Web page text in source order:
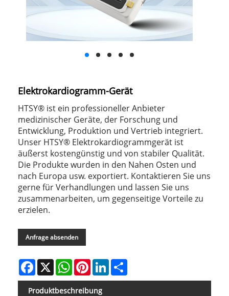
Elektrokardiogramm-Gerät
HTSY® ist ein professioneller Anbieter
medizinischer Geräte, der Forschung und
Entwicklung, Produktion und Vertrieb integriert.
Unser HTSY® Elektrokardiogrammgerät ist
äußerst kostengünstig und von stabiler Qualität.
Die Produkte wurden in den Nahen Osten und
nach Europa usw. exportiert. Kontaktieren Sie uns
gerne für Verhandlungen und lassen Sie uns
zusammenarbeiten, um gegenseitige Vorteile zu
erzielen.
Anfrage absenden
Facebook
X WhatsAppPinterestLinkedIn
Produktbeschreibung